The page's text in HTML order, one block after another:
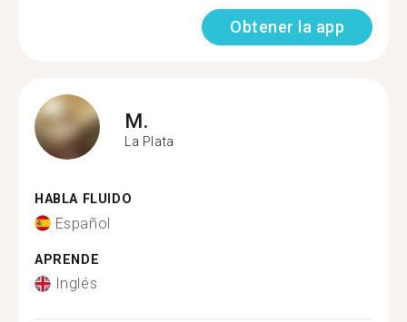
Obtener la app
M.
La Plata
HABLA FLUIDO
Español
APRENDE
Inglés